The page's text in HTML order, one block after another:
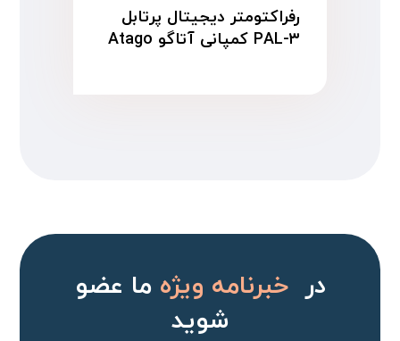
رفراکتومتر دیجیتال پرتابل
PAL-۳ کمپانی آتاگو Atago
درخبرنامه ویژهما عضو
شوید